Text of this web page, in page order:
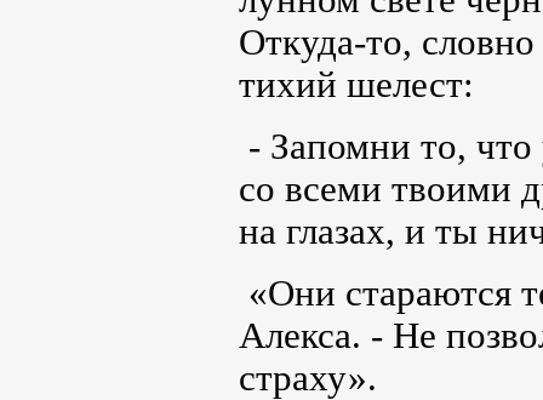
Откуда-то,
тихий шелест:
- Запомни то, что
со всеми твоими
на глазах, и ты
«Они стараются
Алекса. - Не
страху».